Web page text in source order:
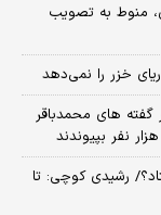
منوط به تصویب
خزر را نمی‌دهد
در گفته های محمدباقر
رشیدی کوچی: تا